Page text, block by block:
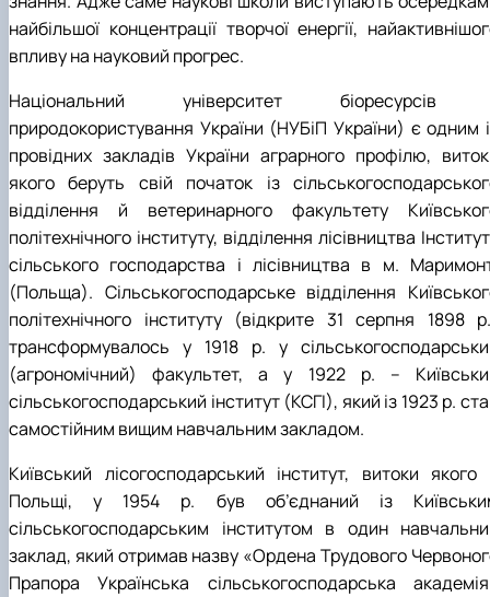
Кафедра рослинництва
Кафедра садівництва ім. проф. В.Л. Симиренка
Кафедра технології зберігання, переробки та
Вчена рада агробіологічного факультету
Колегіальні органи
Рада роботодавців агробіологічного
факультету
Рада аспірантів агробіологічного
факультету
Сенат студентської організації
агробіологічного факультету
Рада молодих вчених НДІ рослинництва та
ґрунтознавства агробіологічного факульт…
найбільшої концентрації творчої енергії,
впливу на науковий прогрес.
Національний університет біоресурсів
природокористування України (НУБіП України) є одним
провідних закладів України аграрного профілю,
якого беруть свій початок із
відділення й ветеринарного факультету
політехнічного інституту, відділення лісівництва
сільського господарства і лісівництва в м.
(Польща). Сільськогосподарське відділення
політехнічного інституту (відкрите 31 серпня 1898
трансформувалось у 1918 р. у
(агрономічний) факультет, а у 1922 р. –
сільськогосподарський інститут (КСГІ), який із 1923 р.
самостійним вищим навчальним закладом.
Київський лісогосподарський інститут, витоки якого
Польщі, у 1954 р. був об’єднаний із
сільськогосподарським інститутом в один
заклад, який отримав назву «Ордена Трудового
Прапора Українська сільськогосподарська